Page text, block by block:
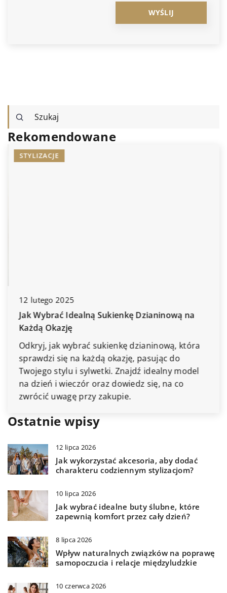
Rekomendowane
STYLIZACJE
12 lutego 2025
Jak Wybrać Idealną Sukienkę Dzianinową na
Każdą Okazję
Odkryj, jak wybrać sukienkę dzianinową, która
sprawdzi się na każdą okazję, pasując do
Twojego stylu i sylwetki. Znajdź idealny model
na dzień i wieczór oraz dowiedz się, na co
zwrócić uwagę przy zakupie.
Ostatnie wpisy
12 lipca 2026
Jak wykorzystać akcesoria, aby dodać
charakteru codziennym stylizacjom?
10 lipca 2026
Jak wybrać idealne buty ślubne, które
zapewnią komfort przez cały dzień?
8 lipca 2026
Wpływ naturalnych związków na poprawę
samopoczucia i relacje międzyludzkie
10 czerwca 2026